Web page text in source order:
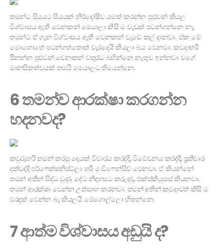
තමන්ට සියයට සියයක් නිර්දෝෂීව යමක් කරන්න පුළුවන් කියල
විශ්වාසය ඇති වෙනකන් මෙයාලා කිසි ම වැඩක් පටන්ගන්නෙ නෑ.
තමන්ට ඒ ගැන විශ්වාසය ඇති වෙනකන් වැඩේ කල් දානවා. ඒක මේ
මොහොතේ පටන්ගත්තොත් වැරදෙයි කියලා බය වෙනවා. කවදාහරි
පීනන්න පුළුවන් වෙනකන් වතුරට බහින්නෙ නැතුව ඉන්නවා වගේ
මානසිකත්වයක් තමයි මෙයාලට තියෙන්නෙ.
6 තමන්ව ආරක්ෂා කරගන්න
හදනවද?
කවුරුහරි තමන් කරපු දෙයක් විචාරය කරද්දි, විවේචනය කරද්දි, ප්‍රතිචාර
දක්වද්දි පර්ෆෙක්ෂනිස්ට්ලා හරි ම ඩිෆෙන්සිව් වෙනවා. ඒ කියන්නේ
තමන් අතින් සිද්ධ වුණු දේට නිදහසට කරුණු, එක්ස්කියුසස් කියනවා.
තමන් ආරක්ෂා වෙන්න උත්සාහ කරනවා. තමන් අතින් කවදාවත් කිසි ම
වරදක් වෙන්න බෑ කියලයි මේගොල්ලො හිතන්නෙ.
7 ආත්ම විශ්වාසය අඩුයි ද?